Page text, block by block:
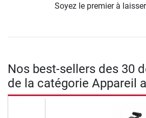
Soyez le premier à
Nos best-sellers des 30
de la catégorie Appareil